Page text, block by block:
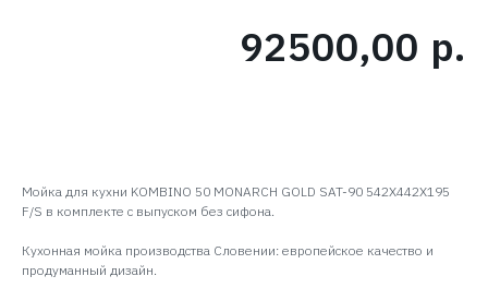
92500,00 р.
Мойка для кухни KOMBINO 50 MONARCH GOLD SAT-90 542X442X195
F/S в комплекте с выпуском без сифона.
Кухонная мойка производства Словении: европейское качество и
продуманный дизайн.